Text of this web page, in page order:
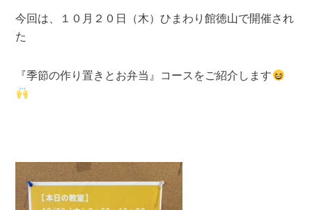
今回は、１０月２０日（木）ひまわり館徳山で開催され
た
『季節の作り置きとお弁当』コースをご紹介します